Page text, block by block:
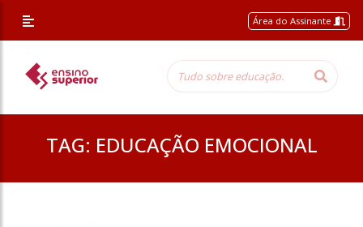
Área do Assinante
TAG: EDUCAÇÃO EMOCIONAL